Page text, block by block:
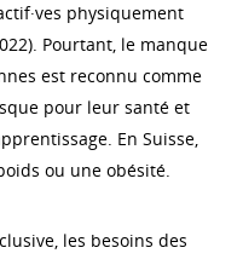
physiquement
Pourtant, le manque
est reconnu comme
pour leur santé et
En Suisse,
ou une obésité.
les besoins des